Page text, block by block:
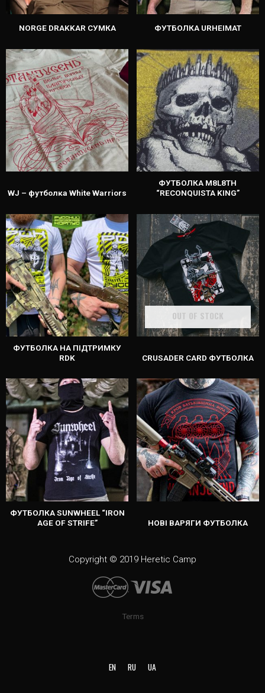
NORGE DRAKKAR СУМКА ФУТБОЛКА URHEIMAT
WJ – футболка White Warriors
ФУТБОЛКА M8L8TH
“RECONQUISTA KING”
ФУТБОЛКА НА ПІДТРИМКУ
RDK
OUT OF STOCK
CRUSADER CARD ФУТБОЛКА
ФУТБОЛКА SUNWHEEL “IRON
AGE OF STRIFE”
НОВІ ВАРЯГИ ФУТБОЛКА
Copyright © 2019 Heretic Camp
Terms
EN RU UA